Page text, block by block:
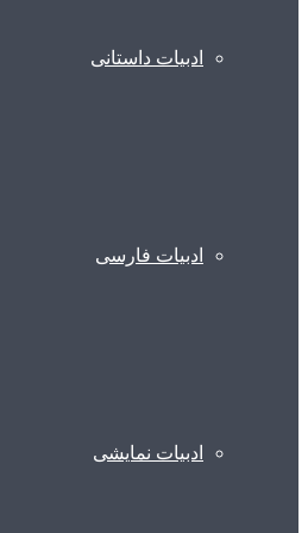
ادبیات داستانی
ادبیات فارسی
ادبیات نمایشی